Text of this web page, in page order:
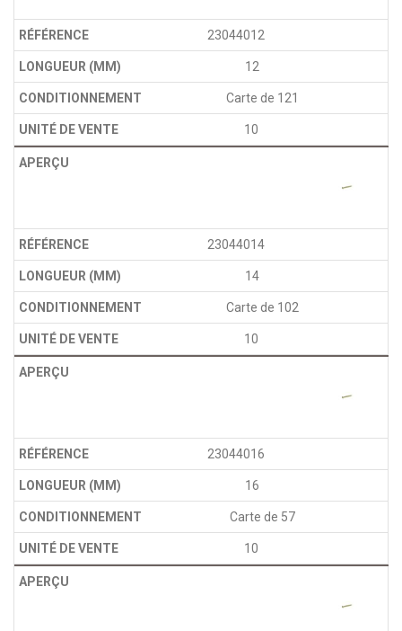
23044012
12
Carte de 121
10
23044014
14
Carte de 102
10
23044016
16
Carte de 57
10